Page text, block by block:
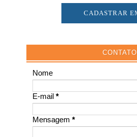
CONTATO
Nome
E-mail*
Mensagem*